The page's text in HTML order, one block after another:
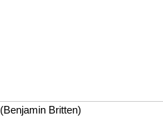
(Benjamin Britten)